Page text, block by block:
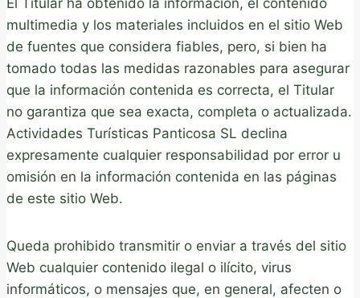
El Titular ha obtenido la información, el contenido
multimedia y los materiales incluidos en el sitio Web
de fuentes que considera fiables, pero, si bien ha
tomado todas las medidas razonables para asegurar
que la información contenida es correcta, el Titular
no garantiza que sea exacta, completa o actualizada.
Actividades Turísticas Panticosa SL declina
expresamente cualquier responsabilidad por error u
omisión en la información contenida en las páginas
de este sitio Web.
Queda prohibido transmitir o enviar a través del sitio
Web cualquier contenido ilegal o ilícito, virus
informáticos, o mensajes que, en general, afecten o